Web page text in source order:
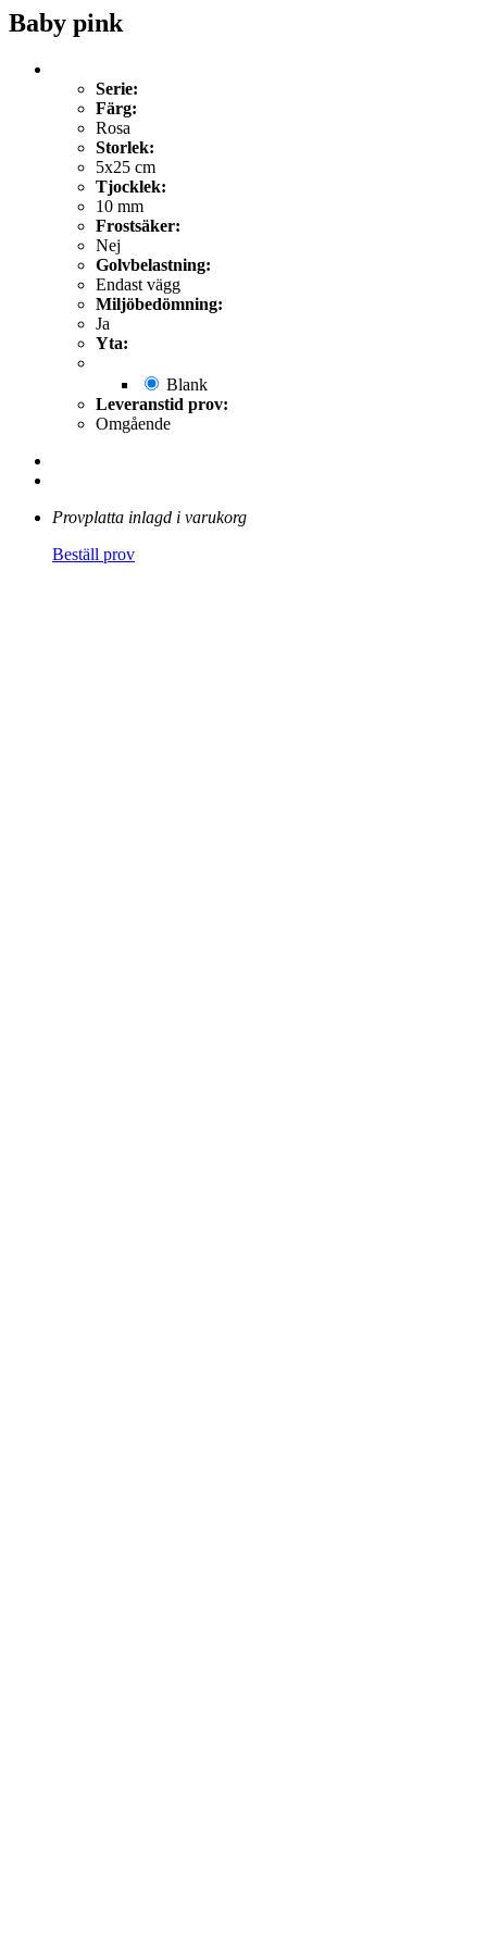
Baby pink
Serie:
Färg:
Rosa
Storlek:
5x25 cm
Tjocklek:
10 mm
Frostsäker:
Nej
Golvbelastning:
Endast vägg
Miljöbedömning:
Ja
Yta:
Blank
Leveranstid prov:
Omgående
Provplatta inlagd i varukorg
Beställ prov